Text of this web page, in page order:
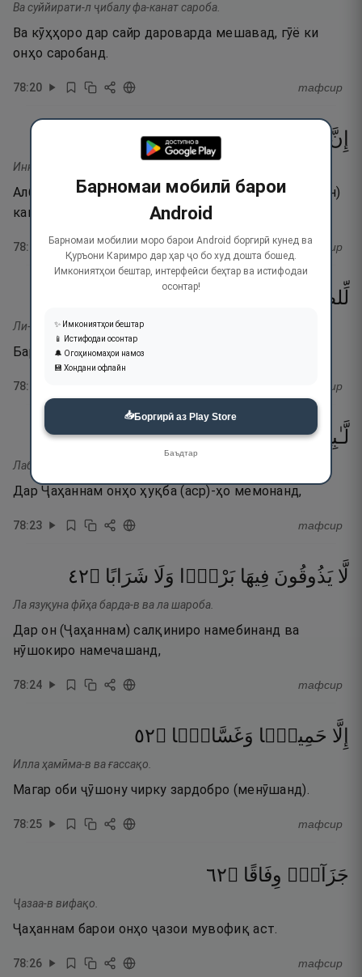
Ва суййирати-л ҷибалу фа-канат сароба.
Ва кӯҳҳоро дар сайр дароварда мешавад, гӯё ки
онҳо саробанд.
78:20 тафсир
إِنَّ مِرْصَادًۭا ۝
Инна Ҷаҳаннама канат мирсода.
Албатта, Ҷаҳаннам (дар роҳи кофирон ва бадкорон)
камингоҳу поянда мебошад.
78: тафсир
لِّلطَّـٰغِينَ ٢٢
Ли-т-тоғӣна мааба.
Барои туғёнкунандаҳо ҷои бозгашт Ҷаҳаннам аст,
78: тафсир
لَّـٰبِثِينَ فِيهَآ أَحْقَابًۭا ۝٢٣
Лабисӣна фӣҳа аҳқоба.
Дар Ҷаҳаннам онҳо ҳуқба (аср)-ҳо мемонанд,
78:23 тафсир
لَّا يَذُوقُونَ فِيهَا بَرْدًۭا وَلَا شَرَابًا ۝٢٤
Ла язуқуна фӣҳа барда-в ва ла шароба.
Дар он (Ҷаҳаннам) салқиниро намебинанд ва
нӯшокиро намечашанд,
78:24 тафсир
إِلَّا حَمِيمًۭا وَغَسَّاقًۭا ۝٢٥
Илла ҳамӣма-в ва ғассақо.
Магар оби ҷӯшону чирку зардобро (менӯшанд).
78:25 тафсир
جَزَآءًۭ وِفَاقًا ۝٢٦
Ҷазаа-в вифақо.
Ҷаҳаннам барои онҳо ҷазои мувофиқ аст.
78:26 тафсир
Барномаи мобилӣ барои
Android
Барномаи мобилии моро барои Android боргирӣ кунед ва
Қуръони Каримро дар ҳар ҷо бо худ дошта бошед.
Имкониятҳои бештар, интерфейси беҳтар ва истифодаи
осонтар!
✨ Имкониятҳои бештар
📱 Истифодаи осонтар
🔔 Огоҳиномаҳои намоз
💾 Хондани офлайн
📥Боргирӣ аз Play Store
Баъдтар